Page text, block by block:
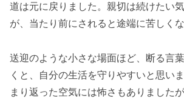
道は元に戻りました。親切は続けたい
が、当たり前にされると途端に苦しく
送迎のような小さな場面ほど、断る言
くと、自分の生活を守りやすいと思い
まり返った空気には怖さもありました